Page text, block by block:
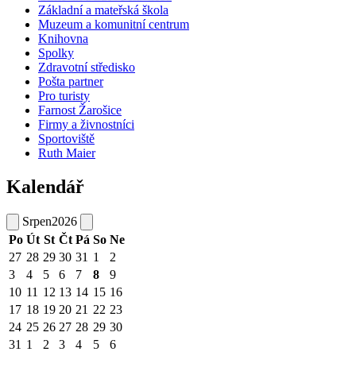
Základní a mateřská škola
Muzeum a komunitní centrum
Knihovna
Spolky
Zdravotní středisko
Pošta partner
Pro turisty
Farnost Žarošice
Firmy a živnostníci
Sportoviště
Ruth Maier
Kalendář
Srpen2026
Po Út St Čt Pá So Ne
27 28 29 30 31 1
2
3
4 5 6 7 8
9
10 11 12 13 14 15 16
17 18 19 20 21 22 23
24 25 26 27 28 29 30
31 1 2 3 4 5 6